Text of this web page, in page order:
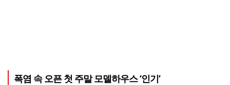
폭염 속 오픈 첫 주말 모델하우스 ‘인기’